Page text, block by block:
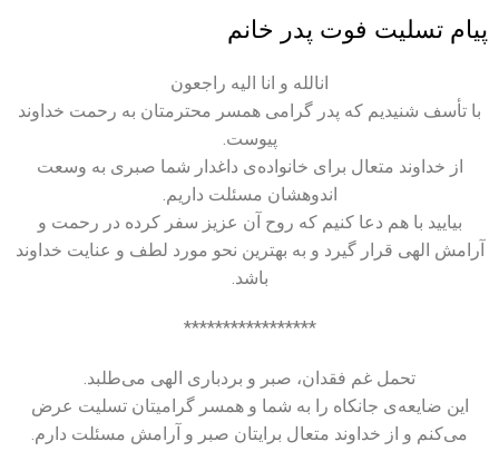
پیام تسلیت فوت پدر خانم
انالله و انا الیه راجعون
با تأسف شنیدیم که پدر گرامی همسر محترمتان به رحمت خداوند
پیوست.
از خداوند متعال برای خانواده‌ی داغدار شما صبری به وسعت
اندوهشان مسئلت داریم.
بیایید با هم دعا کنیم که روح آن عزیز سفر کرده در رحمت و
آرامش الهی قرار گیرد و به بهترین نحو مورد لطف و عنایت خداوند
باشد.
*****************
تحمل غم فقدان، صبر و بردباری الهی می‌طلبد.
این ضایعه‌ی جانکاه را به شما و همسر گرامیتان تسلیت عرض
می‌کنم و از خداوند متعال برایتان صبر و آرامش مسئلت دارم.